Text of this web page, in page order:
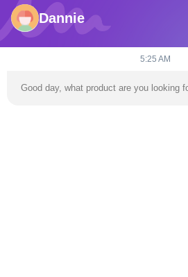
อีเมล
dannie@zhongliyoule.com
Dannie
5:25 AM
Good day, what product are you looking